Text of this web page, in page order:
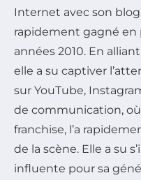
Internet avec son
rapidement gagné en
années 2010. En alliant
elle a su captiver
sur YouTube,
de communication,
franchise, l’a
de la scène. Elle a su
influente pour sa